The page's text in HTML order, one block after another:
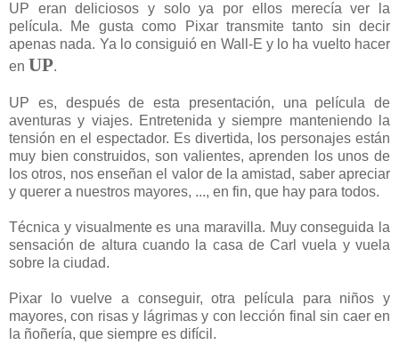
UP eran deliciosos y solo ya por ellos merecía ver la
película. Me gusta como Pixar transmite tanto sin decir
apenas nada. Ya lo consiguió en Wall-E y lo ha vuelto hacer
en UP.
UP es, después de esta presentación, una película de
aventuras y viajes. Entretenida y siempre manteniendo la
tensión en el espectador. Es divertida, los personajes están
muy bien construidos, son valientes, aprenden los unos de
los otros, nos enseñan el valor de la amistad, saber apreciar
y querer a nuestros mayores, ..., en fin, que hay para todos.
Técnica y visualmente es una maravilla. Muy conseguida la
sensación de altura cuando la casa de Carl vuela y vuela
sobre la ciudad.
Pixar lo vuelve a conseguir, otra película para niños y
mayores, con risas y lágrimas y con lección final sin caer en
la ñoñería, que siempre es difícil.